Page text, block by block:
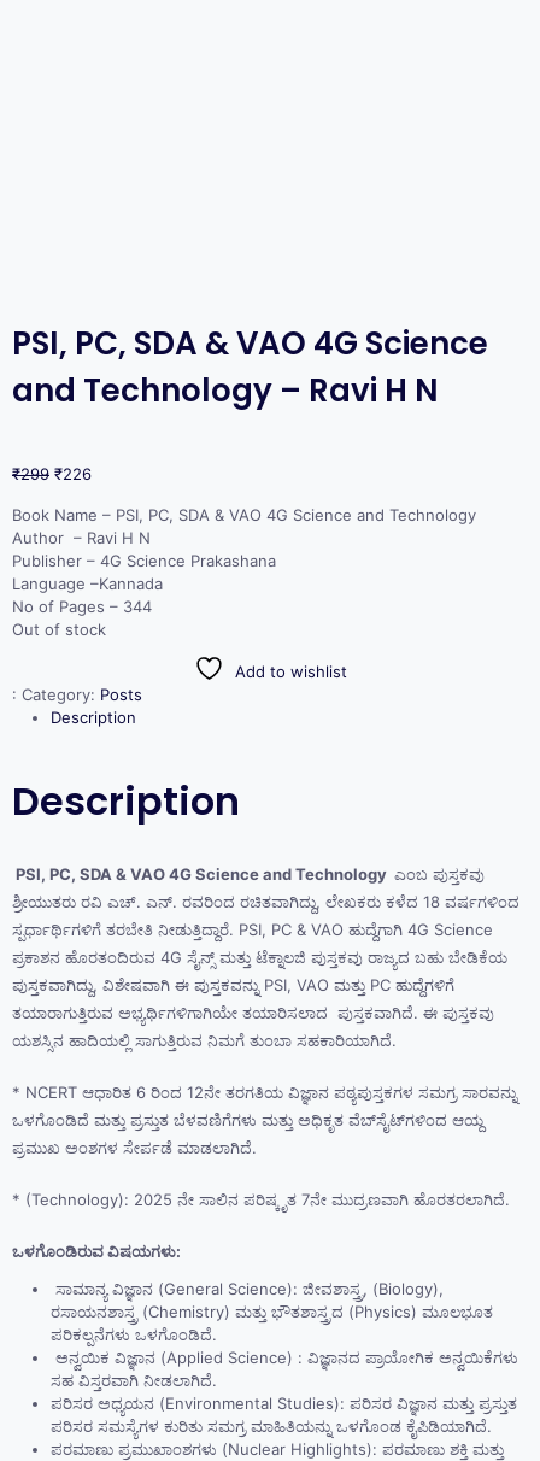
PSI, PC, SDA & VAO 4G Science
and Technology – Ravi H N
₹299 ₹226
Book Name – PSI, PC, SDA & VAO 4G Science and Technology
Author – Ravi H N
Publisher – 4G Science Prakashana
Language –Kannada
No of Pages – 344
Out of stock
Add to wishlist
: Category: Posts
Description
Description
PSI, PC, SDA & VAO 4G Science and Technology ಎಂಬ ಪುಸ್ತಕವು
ಶ್ರೀಯುತರು ರವಿ ಎಚ್. ಎನ್. ರವರಿಂದ ರಚಿತವಾಗಿದ್ದು, ಲೇಖಕರು ಕಳೆದ 18 ವರ್ಷಗಳಿಂದ
ಸ್ಪರ್ಧಾರ್ಥಿಗಳಿಗೆ ತರಬೇತಿ ನೀಡುತ್ತಿದ್ದಾರೆ. PSI, PC & VAO ಹುದ್ದೆಗಾಗಿ 4G Science
ಪ್ರಕಾಶನ ಹೊರತಂದಿರುವ 4G ಸೈನ್ಸ್ ಮತ್ತು ಟೆಕ್ನಾಲಜಿ ಪುಸ್ತಕವು ರಾಜ್ಯದ ಬಹು ಬೇಡಿಕೆಯ
ಪುಸ್ತಕವಾಗಿದ್ದು, ವಿಶೇಷವಾಗಿ ಈ ಪುಸ್ತಕವನ್ನು PSI, VAO ಮತ್ತು PC ಹುದ್ದೆಗಳಿಗೆ
ತಯಾರಾಗುತ್ತಿರುವ ಅಭ್ಯರ್ಥಿಗಳಿಗಾಗಿಯೇ ತಯಾರಿಸಲಾದ ಪುಸ್ತಕವಾಗಿದೆ. ಈ ಪುಸ್ತಕವು
ಯಶಸ್ಸಿನ ಹಾದಿಯಲ್ಲಿ ಸಾಗುತ್ತಿರುವ ನಿಮಗೆ ತುಂಬಾ ಸಹಕಾರಿಯಾಗಿದೆ.
* NCERT ಆಧಾರಿತ 6 ರಿಂದ 12ನೇ ತರಗತಿಯ ವಿಜ್ಞಾನ ಪಠ್ಯಪುಸ್ತಕಗಳ ಸಮಗ್ರ ಸಾರವನ್ನು
ಒಳಗೊಂಡಿದೆ ಮತ್ತು ಪ್ರಸ್ತುತ ಬೆಳವಣಿಗೆಗಳು ಮತ್ತು ಅಧಿಕೃತ ವೆಬ್‌ಸೈಟ್‌ಗಳಿಂದ ಆಯ್ದ
ಪ್ರಮುಖ ಅಂಶಗಳ ಸೇರ್ಪಡೆ ಮಾಡಲಾಗಿದೆ.
* (Technology): 2025 ನೇ ಸಾಲಿನ ಪರಿಷ್ಕೃತ 7ನೇ ಮುದ್ರಣವಾಗಿ ಹೊರತರಲಾಗಿದೆ.
ಒಳಗೊಂಡಿರುವ ವಿಷಯಗಳು:
ಸಾಮಾನ್ಯ ವಿಜ್ಞಾನ (General Science): ಜೀವಶಾಸ್ತ್ರ, (Biology),
ರಸಾಯನಶಾಸ್ತ್ರ (Chemistry) ಮತ್ತು ಭೌತಶಾಸ್ತ್ರದ (Physics) ಮೂಲಭೂತ
ಪರಿಕಲ್ಪನೆಗಳು ಒಳಗೊಂಡಿದೆ.
ಅನ್ವಯಿಕ ವಿಜ್ಞಾನ (Applied Science) : ವಿಜ್ಞಾನದ ಪ್ರಾಯೋಗಿಕ ಅನ್ವಯಿಕೆಗಳು
ಸಹ ವಿಸ್ತರವಾಗಿ ನೀಡಲಾಗಿದೆ.
ಪರಿಸರ ಅಧ್ಯಯನ (Environmental Studies): ಪರಿಸರ ವಿಜ್ಞಾನ ಮತ್ತು ಪ್ರಸ್ತುತ
ಪರಿಸರ ಸಮಸ್ಯೆಗಳ ಕುರಿತು ಸಮಗ್ರ ಮಾಹಿತಿಯನ್ನು ಒಳಗೊಂಡ ಕೈಪಿಡಿಯಾಗಿದೆ.
ಪರಮಾಣು ಪ್ರಮುಖಾಂಶಗಳು (Nuclear Highlights): ಪರಮಾಣು ಶಕ್ತಿ ಮತ್ತು